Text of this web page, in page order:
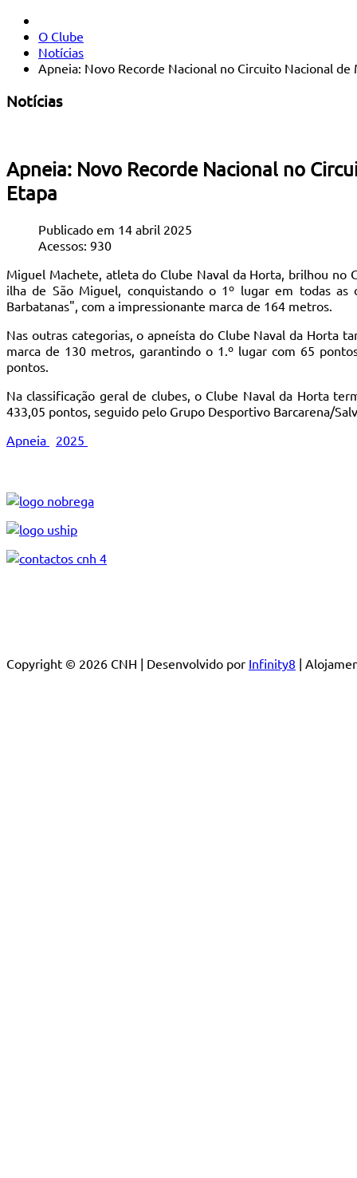
O Clube
Notícias
Apneia: Novo Recorde Nacional no Circuito Nacional
Notícias
Apneia: Novo Recorde Nacional no
Etapa
Publicado em 14 abril 2025
Acessos: 930
Miguel Machete, atleta do Clube Naval da Horta, brilhou no
ilha de São Miguel, conquistando o 1º lugar em todas as
Barbatanas", com a impressionante marca de 164 metros.
Nas outras categorias, o apneísta do Clube Naval da Horta
marca de 130 metros, garantindo o 1.º lugar com 65
pontos.
Na classificação geral de clubes, o Clube Naval da Horta
433,05 pontos, seguido pelo Grupo Desportivo Barcarena/
Apneia
2025
Copyright © 2026 CNH | Desenvolvido por Infinity8 |